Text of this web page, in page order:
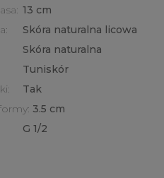
13 cm
Skóra naturalna licowa
Skóra naturalna
Tuniskór
Tak
3.5 cm
G 1/2